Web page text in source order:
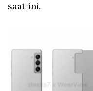
saat ini.